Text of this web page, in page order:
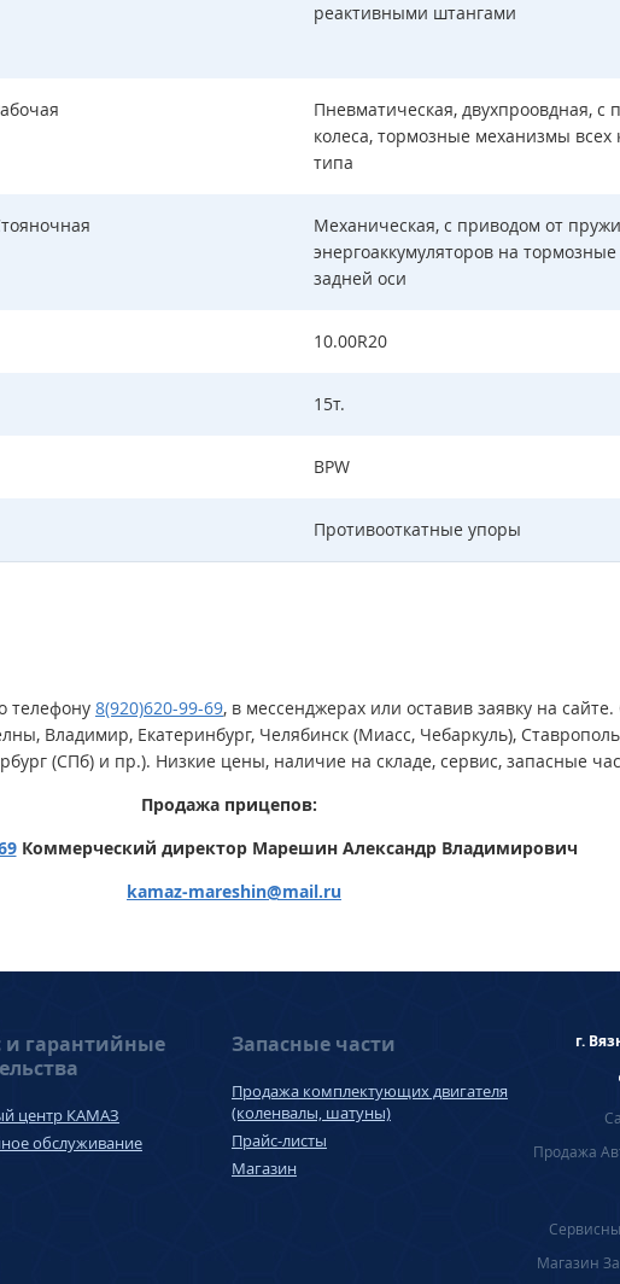
реактивными штангами
Пневматическая, двухпроовдная, с
колеса, тормозные механизмы всех
типа
Механическая, с приводом от
энергоаккумуляторов на
задней оси
10.00R20
15т.
BPW
Противооткатные упоры
телефону 8(920)620-99-69, в мессенджерах или оставив заявку на сайте.
Владимир, Екатеринбург, Челябинск (Миасс, Чебаркуль),
(СПб) и пр.). Низкие цены, наличие на складе, сервис, запасные
Продажа прицепов:
Коммерческий директор Марешин Александр Владимирович
kamaz-mareshin@mail.ru
и гарантийные
центр КАМАЗ
обслуживание
Запасные части
Продажа комплектующих двигателя
(коленвалы, шатуны)
Прайс-листы
Магазин
г.
Продажа
Магазин